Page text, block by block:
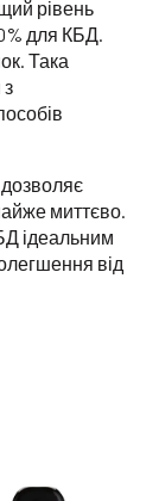
рівень
для КБД.
Така
миттєво.
ідеальним
від